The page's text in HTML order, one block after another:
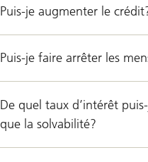
Puis-je augmenter le
Puis-je faire arrêter les
De quel taux d’intérêt
que la solvabilité?